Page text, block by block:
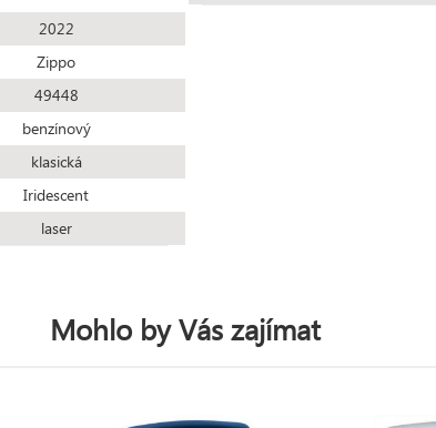
2022
Zippo
49448
benzínový
klasická
Iridescent
laser
Mohlo by Vás zajímat